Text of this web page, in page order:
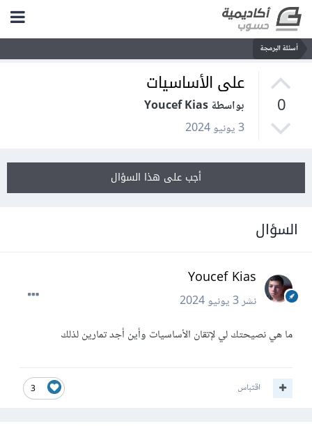
أسئلة البرمجة
0
على الأساسيات
بواسطة Youcef Kias
3 يونيو 2024
أجب على هذا السؤال
السؤال
Youcef Kias
نشر3 يونيو 2024
ما هي نصيحتك لي لإتقان الأساسيات وأين أجد تمارين لذلك
3 اقتباس